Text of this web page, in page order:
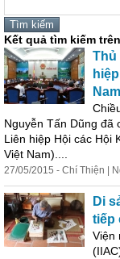
Kết quả tìm kiếm
Thủ
Nam
Nguyễn Tấn Dũng đã
Liên hiệp Hội các Hội
Việt Nam)....
27/05/2015 - Chí Thiện |
Di
tiếp
Viện